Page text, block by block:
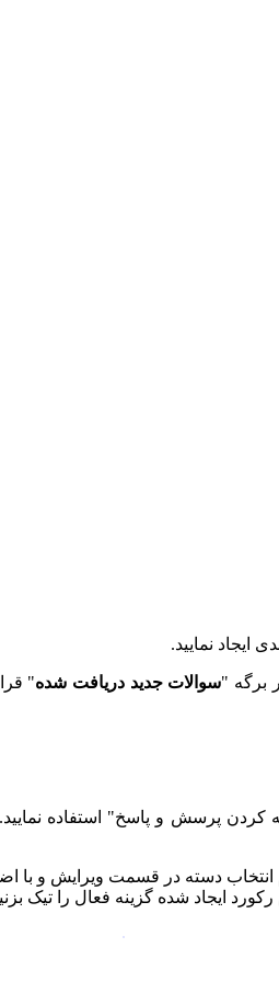
ایجاد نمایید.
برگه "سوالات جدید دریافت شده"
پرسش و پاسخ" استفاده
دسته در قسمت ویرایش و با
ایجاد شده گزینه فعال را تیک